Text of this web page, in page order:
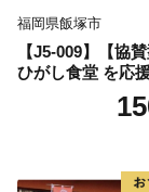
福岡県飯塚市
【J5-009】【協
ひがし食堂 を応援